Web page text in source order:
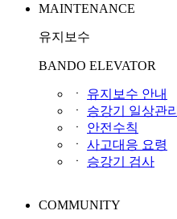
MAINTENANCE
유지보수
BANDO ELEVATOR
ㆍ 유지보수 안내
ㆍ 승강기 일상관리
ㆍ 안전수칙
ㆍ 사고대응 요령
ㆍ 승강기 검사
COMMUNITY